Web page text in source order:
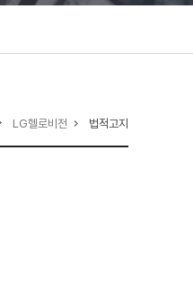
LG헬로비전 법적고지